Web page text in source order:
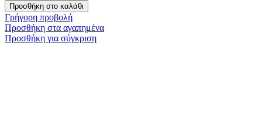
Προσθήκη στο καλάθι
Γρήγορη προβολή
Προσθήκη στα αγαπημένα
Προσθήκη για σύγκριση